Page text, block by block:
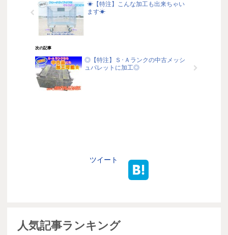
☀【特注】こんな加工も出来ちゃい
ます☀
次の記事
◎【特注】Ｓ･Ａランクの中古メッシ
ュパレットに加工◎
ツイート
人気記事ランキング